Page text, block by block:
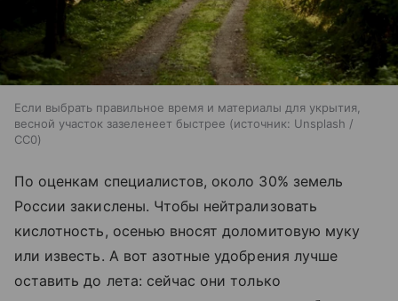
Если выбрать правильное время и материалы для укрытия,
весной участок зазеленеет быстрее
источник: Unsplash /
CC0
По оценкам специалистов, около 30% земель
России закислены. Чтобы нейтрализовать
кислотность, осенью вносят доломитовую муку
или известь. А вот азотные удобрения лучше
оставить до лета: сейчас они только